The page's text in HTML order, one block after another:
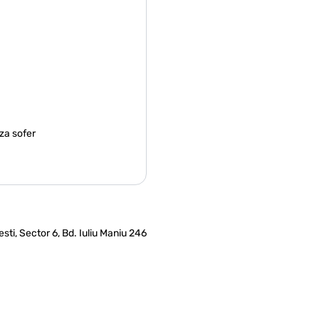
sofer
Sector 6, Bd. Iuliu Maniu 246